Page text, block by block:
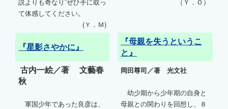
て体感してください。
(Ｙ．Ｍ)
『星影さやかに』
『母親を失うというこ
と』
古内一絵／著 文藝春
秋
軍国少年であった良彦は、
岡田尊司／著 光文社
幼少期から少年期の自身と
母親との関わりを回想し、８